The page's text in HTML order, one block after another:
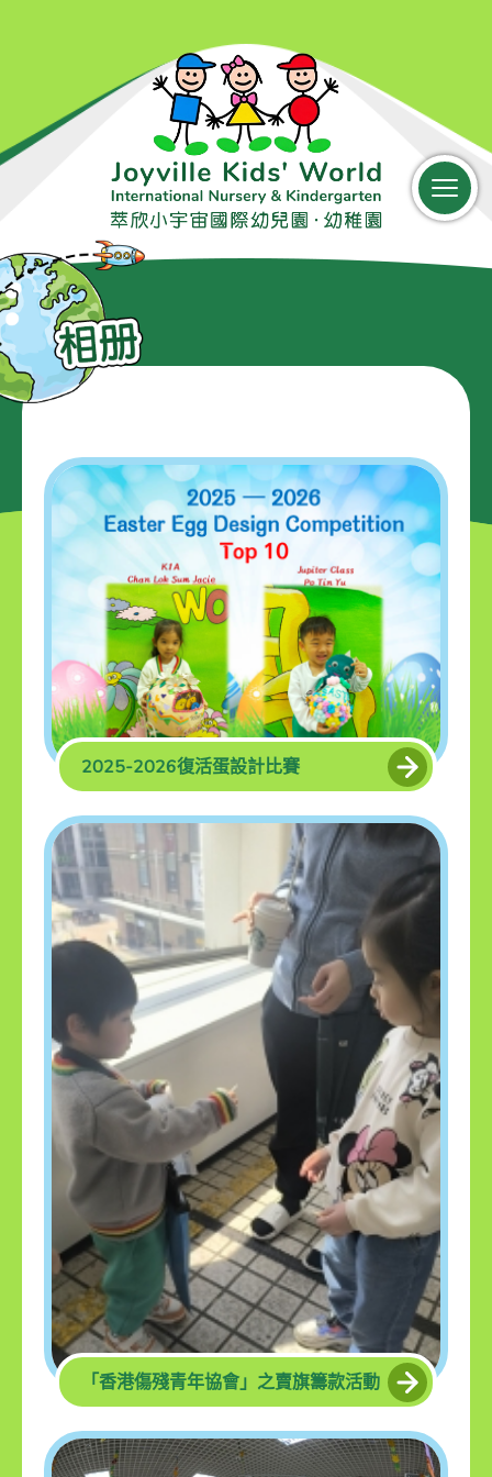
主頁
關於萃欣
我們的課程
消息及活動
相冊
入學申請
聯絡我們
2025-2026復活蛋設計比賽
「香港傷殘青年協會」之賣旗籌款活動